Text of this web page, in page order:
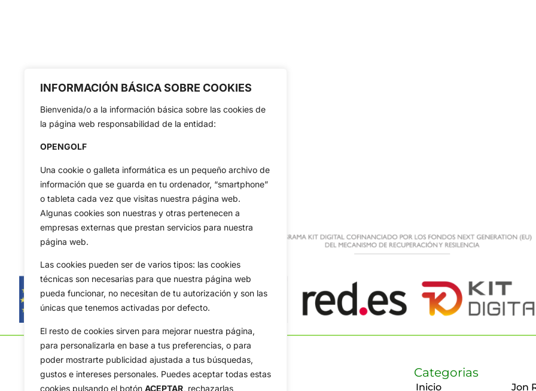
INFORMACIÓN BÁSICA SOBRE COOKIES
Bienvenida/o a la información básica sobre las cookies de
la página web responsabilidad de la entidad:
OPENGOLF
Una cookie o galleta informática es un pequeño archivo de
información que se guarda en tu ordenador, “smartphone”
o tableta cada vez que visitas nuestra página web.
Algunas cookies son nuestras y otras pertenecen a
empresas externas que prestan servicios para nuestra
página web.
Las cookies pueden ser de varios tipos: las cookies
técnicas son necesarias para que nuestra página web
pueda funcionar, no necesitan de tu autorización y son las
únicas que tenemos activadas por defecto.
El resto de cookies sirven para mejorar nuestra página,
para personalizarla en base a tus preferencias, o para
poder mostrarte publicidad ajustada a tus búsquedas,
gustos e intereses personales. Puedes aceptar todas estas
cookies pulsando el botón ACEPTAR, rechazarlas
Categorias
Inicio Jon